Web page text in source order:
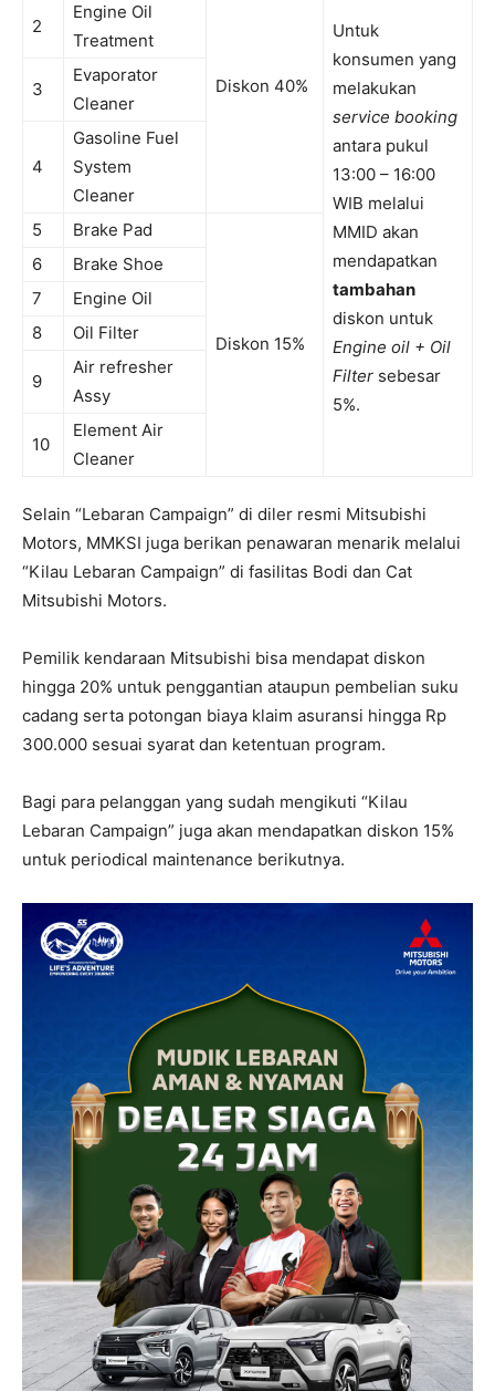
Diskon 40%
Untuk
konsumen yang
melakukan
service booking
antara pukul
13:00 – 16:00
WIB melalui
MMID akan
mendapatkan
tambahan
diskon untuk
Engine oil + Oil
Filter sebesar
5%.
2
Engine Oil
Treatment
3
Evaporator
Cleaner
4
Gasoline Fuel
System
Cleaner
5
Brake Pad
Diskon 15%
6
Brake Shoe
7
Engine Oil
8
Oil Filter
9
Air refresher
Assy
10
Element Air
Cleaner
Selain “Lebaran Campaign” di diler resmi Mitsubishi
Motors, MMKSI juga berikan penawaran menarik melalui
“Kilau Lebaran Campaign” di fasilitas Bodi dan Cat
Mitsubishi Motors.
Pemilik kendaraan Mitsubishi bisa mendapat diskon
hingga 20% untuk penggantian ataupun pembelian suku
cadang serta potongan biaya klaim asuransi hingga Rp
300.000 sesuai syarat dan ketentuan program.
Bagi para pelanggan yang sudah mengikuti “Kilau
Lebaran Campaign” juga akan mendapatkan diskon 15%
untuk periodical maintenance berikutnya.